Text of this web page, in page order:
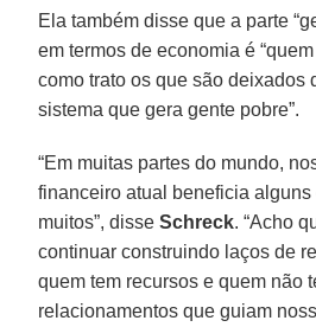
Ela também disse que a parte
em termos de economia é
como trato os que são deixados
sistema que gera gente pobre”.
“Em muitas partes do mundo,
financeiro atual beneficia
muitos”, disseSchreck. “Acho
continuar construindo laços de
quem tem recursos e quem não
relacionamentos que guiam